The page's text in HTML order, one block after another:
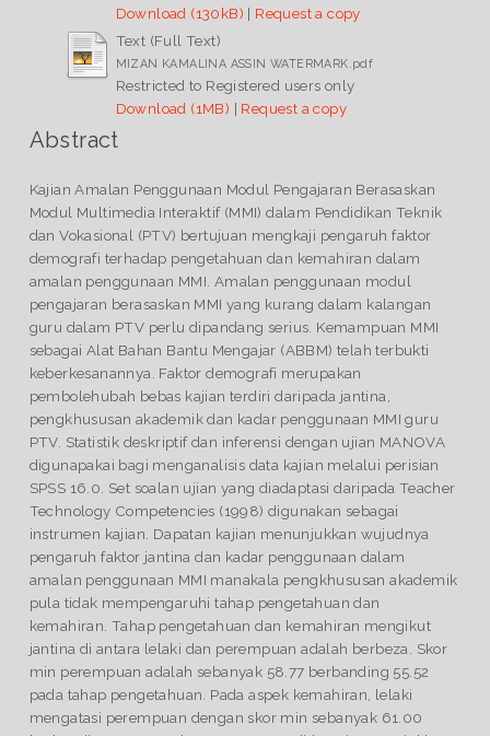
Download (130kB) | Request a copy
Text (Full Text)
MIZAN KAMALINA ASSIN WATERMARK.pdf
Restricted to Registered users only
Download (1MB) | Request a copy
Abstract
Kajian Amalan Penggunaan Modul Pengajaran Berasaskan
Modul Multimedia Interaktif (MMI) dalam Pendidikan Teknik
dan Vokasional (PTV) bertujuan mengkaji pengaruh faktor
demografi terhadap pengetahuan dan kemahiran dalam
amalan penggunaan MMI. Amalan penggunaan modul
pengajaran berasaskan MMI yang kurang dalam kalangan
guru dalam PTV perlu dipandang serius. Kemampuan MMI
sebagai Alat Bahan Bantu Mengajar (ABBM) telah terbukti
keberkesanannya. Faktor demografi merupakan
pembolehubah bebas kajian terdiri daripada jantina,
pengkhususan akademik dan kadar penggunaan MMI guru
PTV. Statistik deskriptif dan inferensi dengan ujian MANOVA
digunapakai bagi menganalisis data kajian melalui perisian
SPSS 16.0. Set soalan ujian yang diadaptasi daripada Teacher
Technology Competencies (1998) digunakan sebagai
instrumen kajian. Dapatan kajian menunjukkan wujudnya
pengaruh faktor jantina dan kadar penggunaan dalam
amalan penggunaan MMI manakala pengkhususan akademik
pula tidak mempengaruhi tahap pengetahuan dan
kemahiran. Tahap pengetahuan dan kemahiran mengikut
jantina di antara lelaki dan perempuan adalah berbeza. Skor
min perempuan adalah sebanyak 58.77 berbanding 55.52
pada tahap pengetahuan. Pada aspek kemahiran, lelaki
mengatasi perempuan dengan skor min sebanyak 61.00